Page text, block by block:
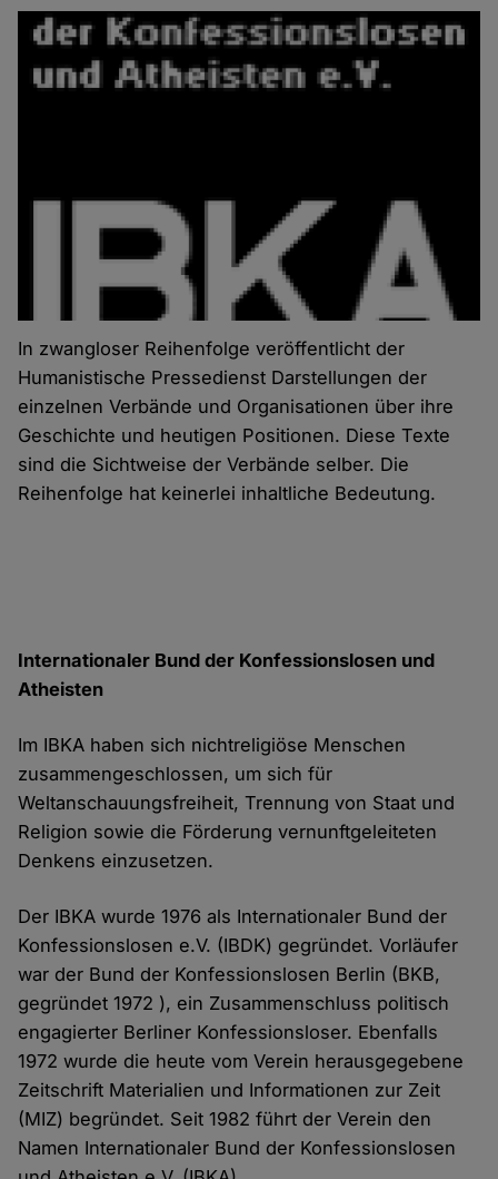
In zwangloser Reihenfolge veröffentlicht der
Humanistische Pressedienst Darstellungen der
einzelnen Verbände und Organisationen über ihre
Geschichte und heutigen Positionen. Diese Texte
sind die Sichtweise der Verbände selber. Die
Reihenfolge hat keinerlei inhaltliche Bedeutung.
Internationaler Bund der Konfessionslosen und
Atheisten
Im IBKA haben sich nichtreligiöse Menschen
zusammengeschlossen, um sich für
Weltanschauungsfreiheit, Trennung von Staat und
Religion sowie die Förderung vernunftgeleiteten
Denkens einzusetzen.
Der IBKA wurde 1976 als Internationaler Bund der
Konfessionslosen e.V. (IBDK) gegründet. Vorläufer
war der Bund der Konfessionslosen Berlin (BKB,
gegründet 1972 ), ein Zusammenschluss politisch
engagierter Berliner Konfessionsloser. Ebenfalls
1972 wurde die heute vom Verein herausgegebene
Zeitschrift Materialien und Informationen zur Zeit
(MIZ) begründet. Seit 1982 führt der Verein den
Namen Internationaler Bund der Konfessionslosen